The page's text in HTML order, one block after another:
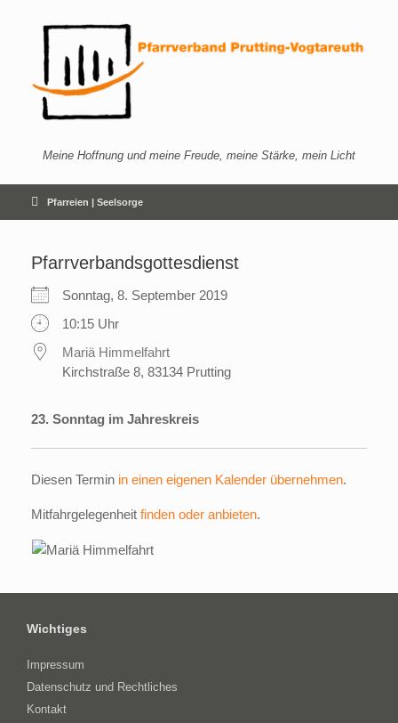
Meine Hoffnung und meine Freude, meine Stärke, mein Licht
Pfarreien | Seelsorge
Pfarrverbandsgottesdienst
Sonntag, 8. September 2019
10:15 Uhr
Mariä Himmelfahrt
Kirchstraße 8, 83134 Prutting
23. Sonntag im Jahreskreis
Diesen Termin in einen eigenen Kalender übernehmen.
Mitfahrgelegenheit finden oder anbieten.
Wichtiges
Impressum
Datenschutz und Rechtliches
Kontakt